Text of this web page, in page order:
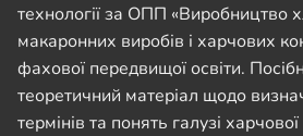
технології за ОПП «Виробництво
макаронних виробів і харчових
фахової передвищої освіти.
теоретичний матеріал щодо
термінів та понять галузі